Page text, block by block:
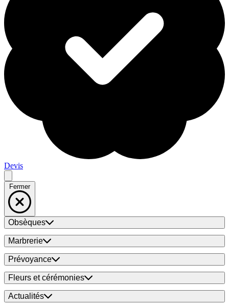
Devis
Fermer
Obsèques
Marbrerie
Prévoyance
Fleurs et cérémonies
Actualités